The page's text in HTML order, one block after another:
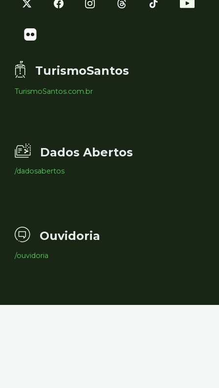
TurismoSantos
TurismoSantos.com.br
Dados Abertos
/dadosabertos
Ouvidoria
/ouvidoria